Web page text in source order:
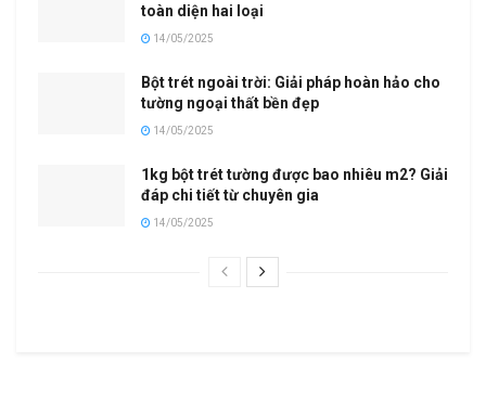
toàn diện hai loại
14/05/2025
Bột trét ngoài trời: Giải pháp hoàn hảo cho
tường ngoại thất bền đẹp
14/05/2025
1kg bột trét tường được bao nhiêu m2? Giải
đáp chi tiết từ chuyên gia
14/05/2025